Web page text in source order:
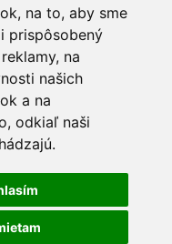
na to, aby sme
prispôsobený
na
našich
a na
odkiaľ naši
vopred poraďte
a to najmä ak ste
Bez
ošetrujúcim
neaplikujte.